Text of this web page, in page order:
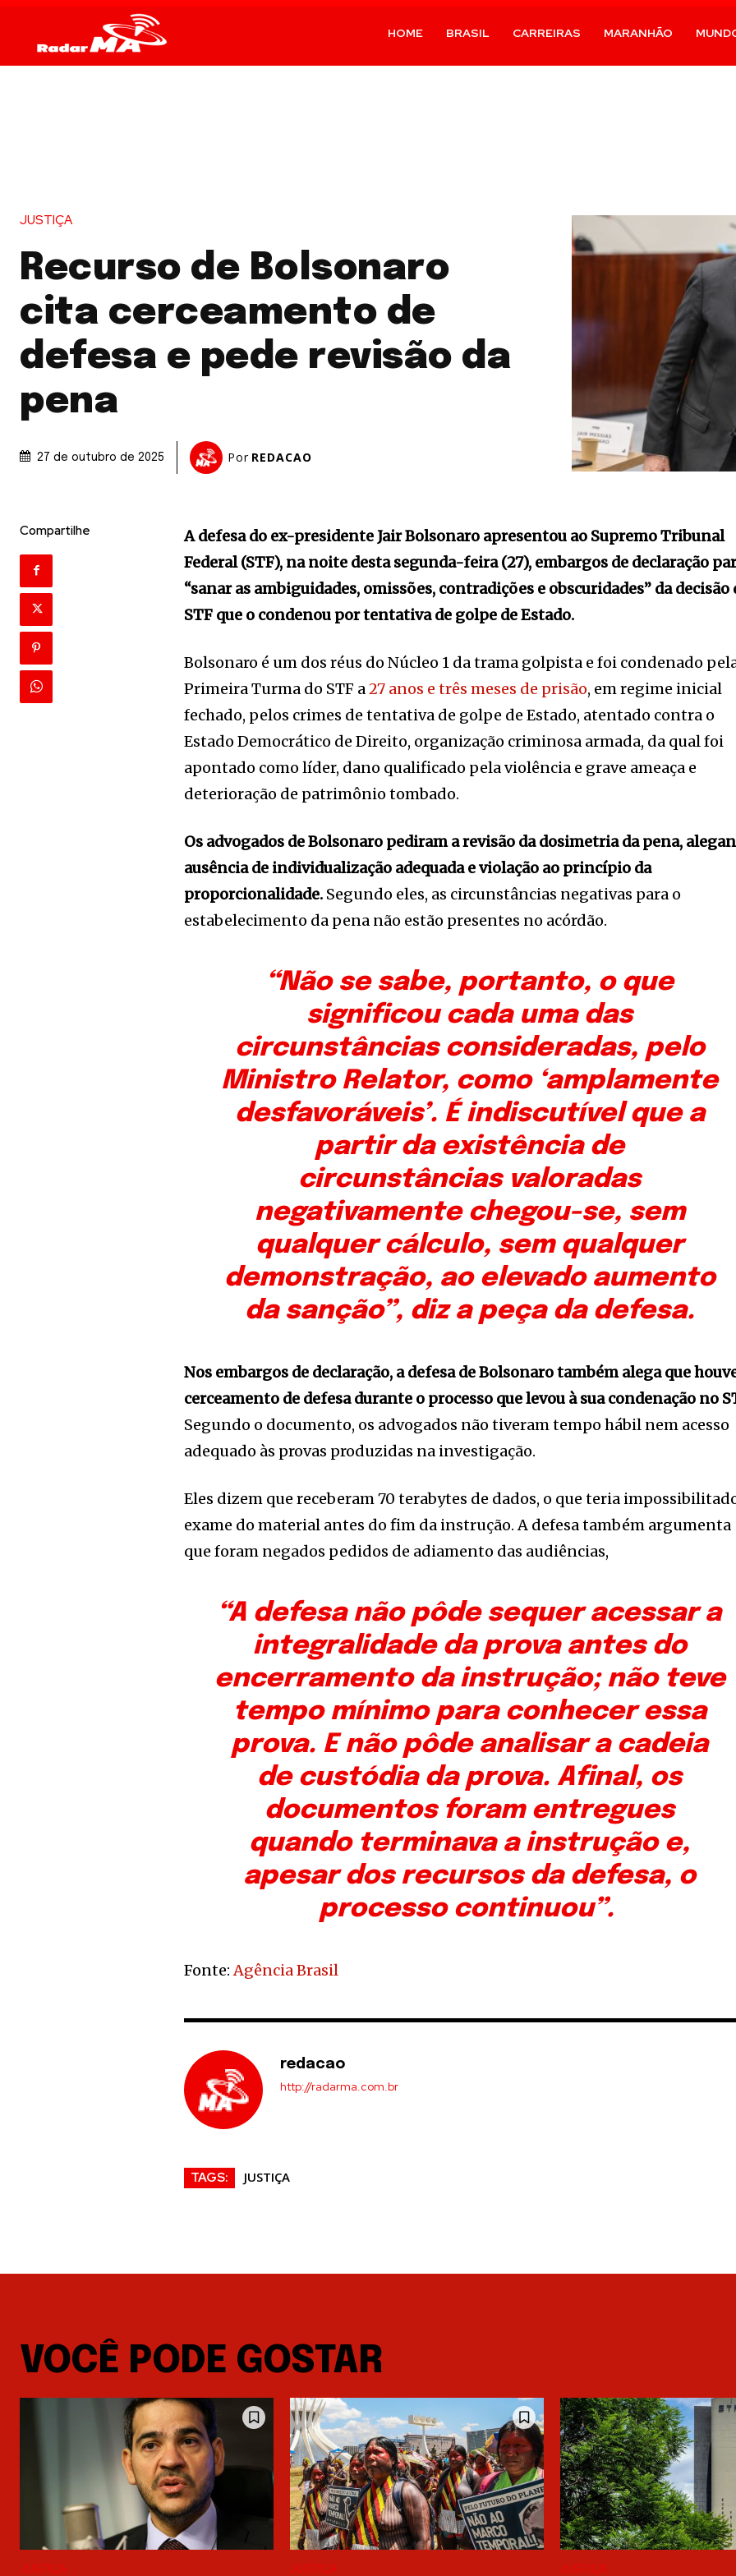
HOME BRASIL CARREIRAS MARANHÃO
JUSTIÇA
Recurso de Bolsonaro
cita cerceamento de
defesa e pede revisão da
pena
27 de outubro de 2025 Por REDACAO
Compartilhe
A defesa do ex-presidente Jair Bolsonaro apresentou ao Supremo Tribunal
Federal (STF), na noite desta segunda-feira (27), embargos de declaração
“sanar as ambiguidades, omissões, contradições e obscuridades” da decisão
STF que o condenou por tentativa de golpe de Estado.
Bolsonaro é um dos réus do Núcleo 1 da trama golpista e foi condenado
Primeira Turma do STF a27 anos e três meses de prisão, em regime inicial
fechado, pelos crimes de tentativa de golpe de Estado, atentado contra o
Estado Democrático de Direito, organização criminosa armada, da qual foi
apontado como líder, dano qualificado pela violência e grave ameaça e
deterioração de patrimônio tombado.
Os advogados de Bolsonaro pediram a revisão da dosimetria da pena,
ausência de individualização adequada e violação ao princípio da
proporcionalidade. Segundo eles, as circunstâncias negativas para o
estabelecimento da pena não estão presentes no acórdão.
“Não se sabe, portanto, o que
significou cada uma das
circunstâncias consideradas, pelo
Ministro Relator, como ‘amplamente
desfavoráveis’. É indiscutível que a
partir da existência de
circunstâncias valoradas
negativamente chegou-se, sem
qualquer cálculo, sem qualquer
demonstração, ao elevado aumento
da sanção”, diz a peça da defesa.
Nos embargos de declaração, a defesa de Bolsonaro também alega que
cerceamento de defesa durante o processo que levou à sua condenação no
Segundo o documento, os advogados não tiveram tempo hábil nem acesso
adequado às provas produzidas na investigação.
Eles dizem que receberam 70 terabytes de dados, o que teria
exame do material antes do fim da instrução. A defesa também argumenta
que foram negados pedidos de adiamento das audiências,
“A defesa não pôde sequer acessar a
integralidade da prova antes do
encerramento da instrução; não teve
tempo mínimo para conhecer essa
prova. E não pôde analisar a cadeia
de custódia da prova. Afinal, os
documentos foram entregues
quando terminava a instrução e,
apesar dos recursos da defesa, o
processo continuou”.
Fonte:Agência Brasil
redacao
http://radarma.com.br
TAGS: JUSTIÇA
VOCÊ PODE GOSTAR
JUSTIÇA JUSTIÇA JUSTIÇA